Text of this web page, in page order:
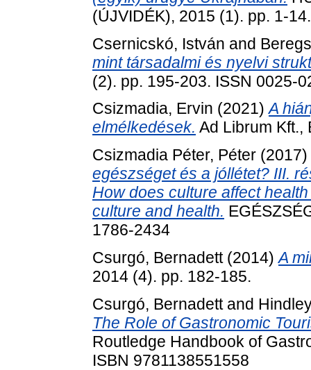
(ÚJVIDÉK), 2015 (1). pp. 1-
Csernicskó, István and
mint társadalmi és nyelvi
(2). pp. 195-203. ISSN 0025-
Csizmadia, Ervin (2021)A
elmélkedések. Ad Librum Kft.,
Csizmadia Péter, Péter (2017)
egészséget és a jóllétet? III.
How does culture affect
culture and health.
1786-2434
Csurgó, Bernadett(2014)A
2014 (4). pp. 182-185.
Csurgó, Bernadettand
The Role of Gastronomic
Routledge Handbook of
ISBN 9781138551558